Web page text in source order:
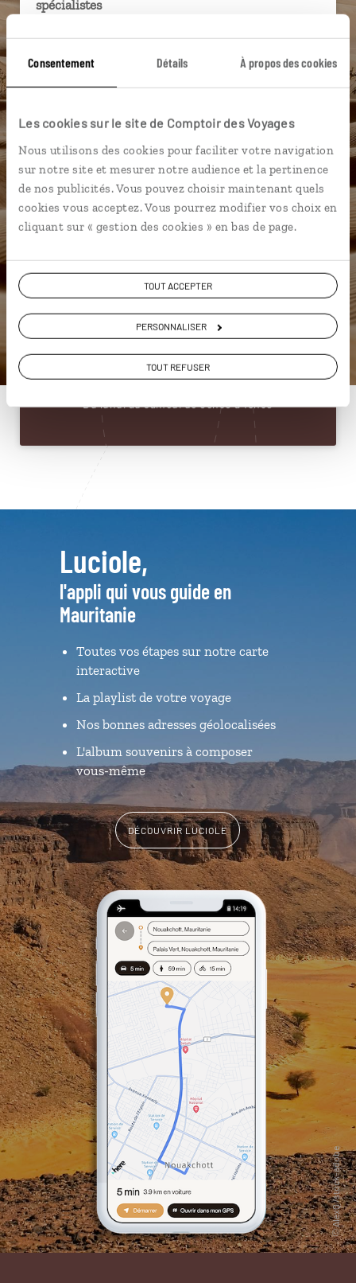
Consentement Détails À propos des cookies
Les cookies sur le site de Comptoir des Voyages
Nous utilisons des cookies pour faciliter votre navigation
sur notre site et mesurer notre audience et la pertinence
de nos publicités. Vous pouvez choisir maintenant quels
cookies vous acceptez. Vous pourrez modifier vos choix en
cliquant sur « gestion des cookies » en bas de page.
TOUT ACCEPTER
PERSONNALISER
TOUT REFUSER
spécialistes
Ils sauront organiser votre itinéraire au plus
près de vos envies et de la réalité du pays.
Échangez en face à face ou depuis nos studios
téléphone.
Vous gardez le même interlocuteur avant,
pendant et après votre voyage.
ou
Construisez votre voyage avec un spécialiste
Mauritanie
01 86 95 65 94
Du lundi au samedi de 09h30 à 18h30
Luciole,
l'appli qui vous guide en
Mauritanie
Toutes vos étapes sur notre carte
interactive
La playlist de votre voyage
Nos bonnes adresses géolocalisées
L'album souvenirs à composer
vous-même
DÉCOUVRIR LUCIOLE